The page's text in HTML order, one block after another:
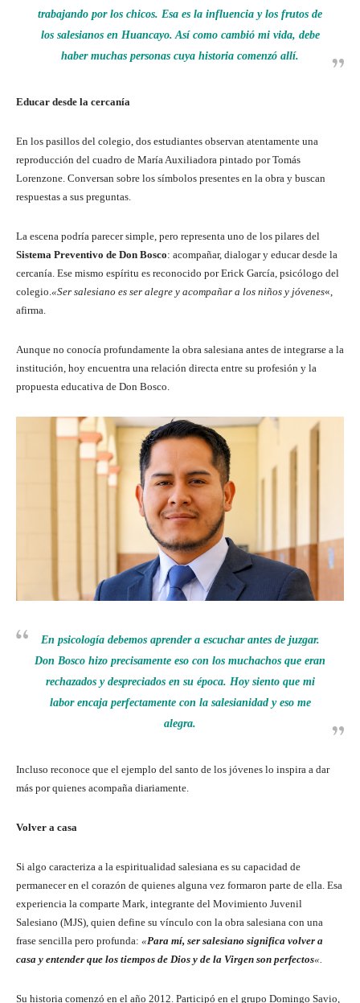
trabajando por los chicos. Esa es la influencia y los frutos de
los salesianos en Huancayo. Así como cambió mi vida, debe
haber muchas personas cuya historia comenzó allí.
Educar desde la cercanía
En los pasillos del colegio, dos estudiantes observan atentamente una
reproducción del cuadro de María Auxiliadora pintado por Tomás
Lorenzone. Conversan sobre los símbolos presentes en la obra y buscan
respuestas a sus preguntas.
La escena podría parecer simple, pero representa uno de los pilares del
Sistema Preventivo de Don Bosco: acompañar, dialogar y educar desde la
cercanía. Ese mismo espíritu es reconocido por Erick García, psicólogo del
colegio. «Ser salesiano es ser alegre y acompañar a los niños y jóvenes«,
afirma.
Aunque no conocía profundamente la obra salesiana antes de integrarse a la
institución, hoy encuentra una relación directa entre su profesión y la
propuesta educativa de Don Bosco.
En psicología debemos aprender a escuchar antes de juzgar.
Don Bosco hizo precisamente eso con los muchachos que eran
rechazados y despreciados en su época. Hoy siento que mi
labor encaja perfectamente con la salesianidad y eso me
alegra.
Incluso reconoce que el ejemplo del santo de los jóvenes lo inspira a dar
más por quienes acompaña diariamente.
Volver a casa
Si algo caracteriza a la espiritualidad salesiana es su capacidad de
permanecer en el corazón de quienes alguna vez formaron parte de ella. Esa
experiencia la comparte Mark, integrante del Movimiento Juvenil
Salesiano (MJS), quien define su vínculo con la obra salesiana con una
frase sencilla pero profunda: «Para mí, ser salesiano significa volver a
casa y entender que los tiempos de Dios y de la Virgen son perfectos«.
Su historia comenzó en el año 2012. Participó en el grupo Domingo Savio,